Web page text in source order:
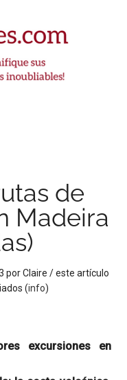
de
Madeira
porClaire / este artículo
(info)
excursiones en